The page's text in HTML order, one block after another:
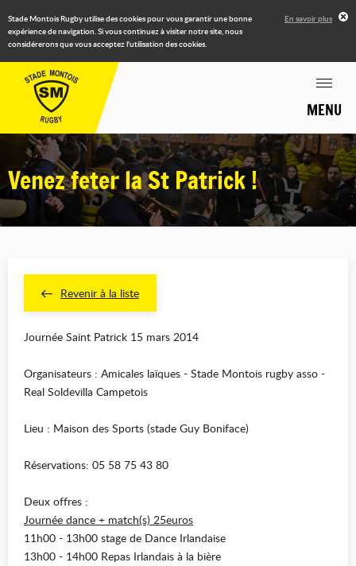
Stade Montois Rugby utilise des cookies pour vous garantir une bonne
expérience de navigation. Si vous continuez à visiter notre site, nous
considérerons que vous acceptez l'utilisation des cookies.
En savoir plus
MENU
Venez feter la St Patrick !
Revenir à la liste
Journée Saint Patrick 15 mars 2014
Organisateurs : Amicales laïques - Stade Montois rugby asso -
Real Soldevilla Campetois
Lieu : Maison des Sports (stade Guy Boniface)
Réservations: 05 58 75 43 80
Deux offres :
Journée dance + match(s) 25euros
11h00 - 13h00 stage de Dance Irlandaise
13h00 - 14h00 Repas Irlandais à la bière